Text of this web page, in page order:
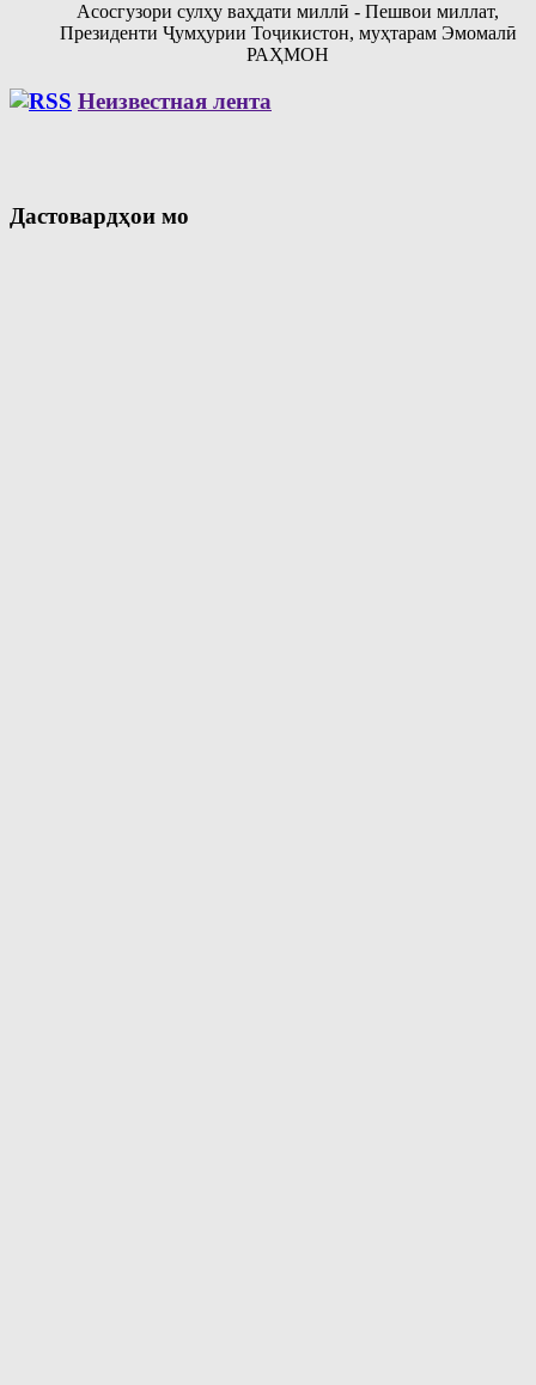
Асосгузори сулҳу ваҳдати миллӣ - Пешвои миллат,
Президенти Ҷумҳурии Тоҷикистон, муҳтарам Эмомалӣ
РАҲМОН
Неизвестная лента
Дастовардҳои мо